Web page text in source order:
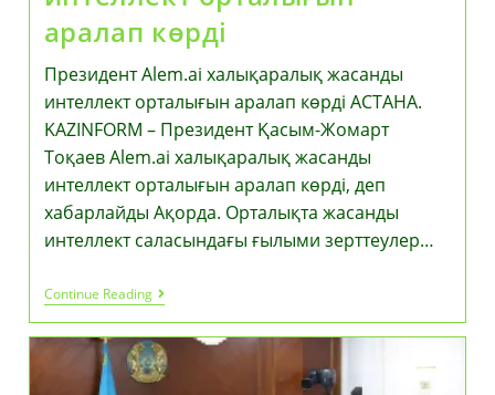
Тапты
аралап көрді
Президент Alem.ai халықаралық жасанды
интеллект орталығын аралап көрді АСТАНА.
KAZINFORM – Президент Қасым-Жомарт
Тоқаев Alem.ai халықаралық жасанды
интеллект орталығын аралап көрді, деп
хабарлайды Ақорда. Орталықта жасанды
интеллект саласындағы ғылыми зерттеулер…
Continue ReadingПрезидент
Alem.ai
Халықаралық
Жасанды
Интеллект
Орталығын